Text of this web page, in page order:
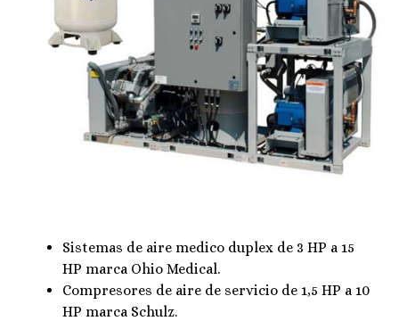
Sistemas de aire medico duplex de 3 HP a 15
HP marca Ohio Medical.
Compresores de aire de servicio de 1,5 HP a 10
HP marca Schulz.